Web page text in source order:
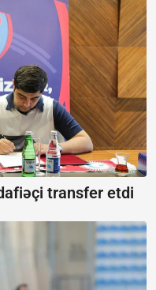
transfer etdi